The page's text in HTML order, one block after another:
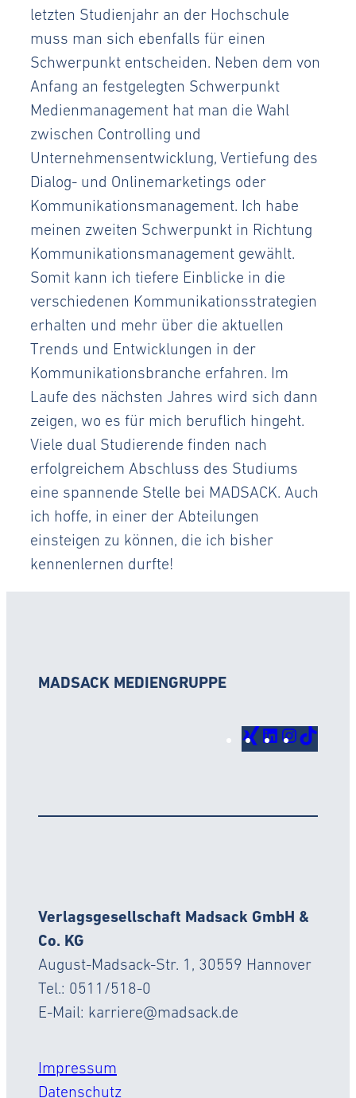
letzten Studienjahr an der Hochschule
muss man sich ebenfalls für einen
Schwerpunkt entscheiden. Neben dem von
Anfang an festgelegten Schwerpunkt
Medienmanagement hat man die Wahl
zwischen Controlling und
Unternehmensentwicklung, Vertiefung des
Dialog- und Onlinemarketings oder
Kommunikationsmanagement. Ich habe
meinen zweiten Schwerpunkt in Richtung
Kommunikationsmanagement gewählt.
Somit kann ich tiefere Einblicke in die
verschiedenen Kommunikationsstrategien
erhalten und mehr über die aktuellen
Trends und Entwicklungen in der
Kommunikationsbranche erfahren. Im
Laufe des nächsten Jahres wird sich dann
zeigen, wo es für mich beruflich hingeht.
Viele dual Studierende finden nach
erfolgreichem Abschluss des Studiums
eine spannende Stelle bei MADSACK. Auch
ich hoffe, in einer der Abteilungen
einsteigen zu können, die ich bisher
kennenlernen durfte!
MADSACK MEDIENGRUPPE
Xing LinkedIn
Verlagsgesellschaft Madsack GmbH &
Co. KG
August-Madsack-Str. 1, 30559 Hannover
Tel.: 0511/518-0
E-Mail: karriere@madsack.de
Impressum
Datenschutz